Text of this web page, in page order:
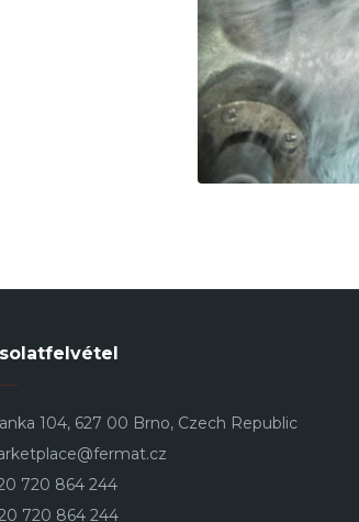
104, 627 00 Brno, Czech Republic
720 864 244
720 864 244